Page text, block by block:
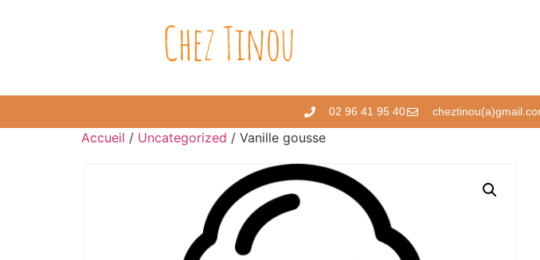
02 96 41 95 40
Accueil / Uncategorized / Vanille gousse